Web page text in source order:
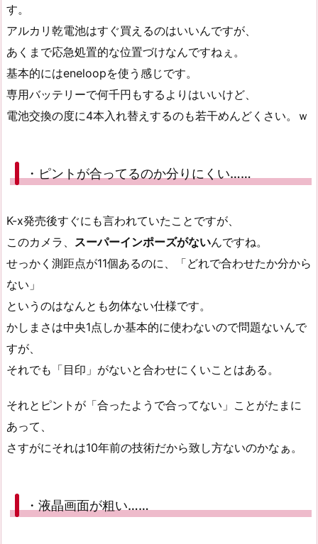
す。
アルカリ乾電池はすぐ買えるのはいいんですが、
あくまで応急処置的な位置づけなんですねぇ。
基本的にはeneloopを使う感じです。
専用バッテリーで何千円もするよりはいいけど、
電池交換の度に4本入れ替えするのも若干めんどくさい。ｗ
・ピントが合ってるのか分りにくい……
K-x発売後すぐにも言われていたことですが、
このカメラ、 スーパーインポーズがないんですね。
せっかく測距点が11個あるのに、「どれで合わせたか分から
ない」
というのはなんとも勿体ない仕様です。
かしまさは中央1点しか基本的に使わないので問題ないんで
すが、
それでも「目印」がないと合わせにくいことはある。
それとピントが「合ったようで合ってない」ことがたまに
あって、
さすがにそれは10年前の技術だから致し方ないのかなぁ。
・液晶画面が粗い……